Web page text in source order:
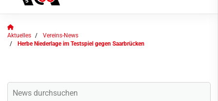
Aktuelles
Vereins-News
Herbe Niederlage im Testspiel gegen Saarbrücken